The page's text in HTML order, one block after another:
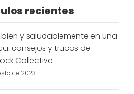
recientes
bien y saludablemente en una
consejos y trucos de
Collective
de 2023